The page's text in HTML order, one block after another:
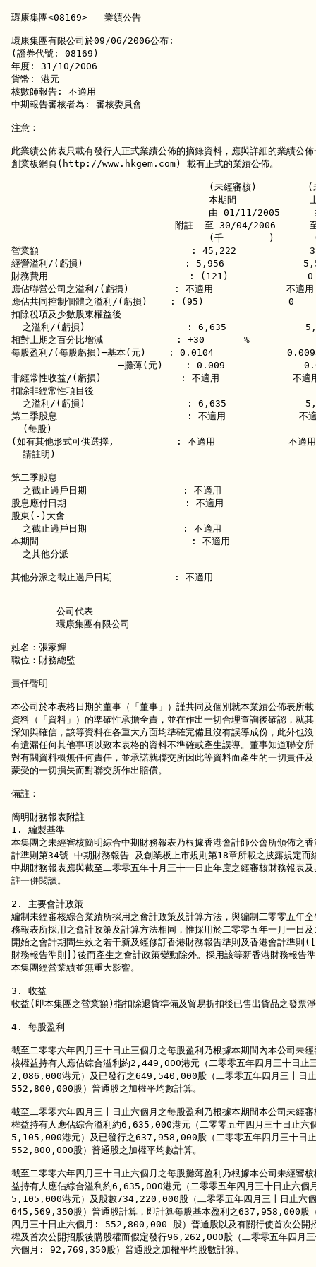
環康集團<08169> - 業績公告
環康集團有限公司於09/06/2006公布:
(證券代號: 08169)
年度: 31/10/2006
貨幣: 港元
核數師報告: 不適用
中期報告審核者為: 審核委員會
注意：
此業績公佈表只載有發行人正式業績公佈的摘錄資料，應與詳細的業績公
創業板網頁(http://www.hkgem.com) 載有正式的業績公佈。
(未經審核)         (
本期間             上
由 01/11/2005
附註  至 30/04/2006
(千        )
營業額                           : 45,222
經營溢利/(虧損)                  : 5,956
財務費用                         :
應佔聯營公司之溢利/(虧損)        : 不適用
應佔共同控制個體之溢利/(虧損)    : (95)
扣除稅項及少數股東權益後
之溢利/(虧損)                  : 6,635
相對上期之百分比增減             : +30       %
每股盈利/(每股虧損)─基本(元)    : 0.0104
─攤薄(元)    : 0.009
非經常性收益/(虧損)              : 不適用
扣除非經常性項目後
之溢利/(虧損)                  : 6,635
第二季股息                       : 不適用             不適
(每股
(如有其他形式可供選擇,           : 不適用             不適用
  請註明)
第二季股息
  之截止過戶日期                 : 不適用
股息應付日期                     : 不適用
股東(-)大會
  之截止過戶日期                 : 不適用
本期間                           : 不適用
  之其他分派
其他分派之截止過戶日期           : 不適用
姓名：張家輝
職位：財務總監
責任聲明
本公司於本表格日期的董事（「董事」）謹共同及個別就本業績公佈表所載
資料（「資料」）的準確性承擔全責，並在作出一切合理查詢後確認，就其
深知與確信，該等資料在各重大方面均準確完備且沒有誤導成份，此外也沒
有遺漏任何其他事項以致本表格的資料不準確或產生誤導。董事知道聯交所
對有關資料概無任何責任，並承諾就聯交所因此等資料而產生的一切責任及
蒙受的一切損失而對聯交所作出賠償。
備註：
簡明財務報表附註
1. 編製基準
本集團之未經審核簡明綜合中期財務報表乃根據香港會計師公會所頒佈之香
計準則第34號-中期財務報告 及創業板上市規則第18章所載之披露規定而
中期財務報表應與截至二零零五年十月三十一日止年度之經審核財務報表及
註一併閱讀。
2. 主要會計政策
編制未經審核綜合業績所採用之會計政策及計算方法，與編制二零零五年全
務報表所採用之會計政策及計算方法相同，惟採用於二零零五年一月一日及
開始之會計期間生效之若干新及經修訂香港財務報告準則及香港會計準則
財務報告準則])後而產生之會計政策變動除外。採用該等新香港財務報告
本集團經營業績並無重大影響。
3. 收益
收益(即本集團之營業額)指扣除退貨準備及貿易折扣後已售出貨品之發票
4. 每股盈利
截至二零零六年四月三十日止三個月之每股盈利乃根據本期間內本公司未經
核權益持有人應佔綜合溢利約2,449,000港元（二零零五年四月三十日止
2,086,000港元）及已發行之649,540,000股（二零零五年四月三十日
552,800,000股）普通股之加權平均數計算。
截至二零零六年四月三十日止六個月之每股盈利乃根據本期間本公司未經審
權益持有人應佔綜合溢利約6,635,000港元（二零零五年四月三十日止六
5,105,000港元）及已發行之637,958,000股（二零零五年四月三十日
552,800,000股）普通股之加權平均數計算。
截至二零零六年四月三十日止六個月之每股攤薄盈利乃根據本公司未經審核
益持有人應佔綜合溢利約6,635,000港元（二零零五年四月三十日止六
5,105,000港元）及股數734,220,000股（二零零五年四月三十日止
645,569,350股）普通股計算，即計算每股基本盈利之637,958,000股
四月三十日止六個月: 552,800,000 股）普通股以及有關行使首次公開
權及首次公開招股後購股權而假定發行96,262,000股（二零零五年四月
六個月: 92,769,350股）普通股之加權平均股數計算。